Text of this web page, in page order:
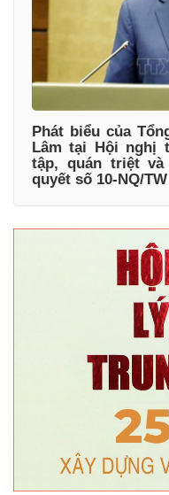
Phát biểu của
Lâm tại Hội nghị
tập, quán triệt
quyết số 10-NQ/TW